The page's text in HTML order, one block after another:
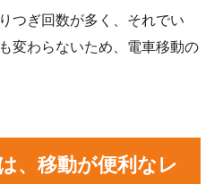
つぎ回数が多く、それでい
変わらないため、電車移動の
、移動が便利なレ